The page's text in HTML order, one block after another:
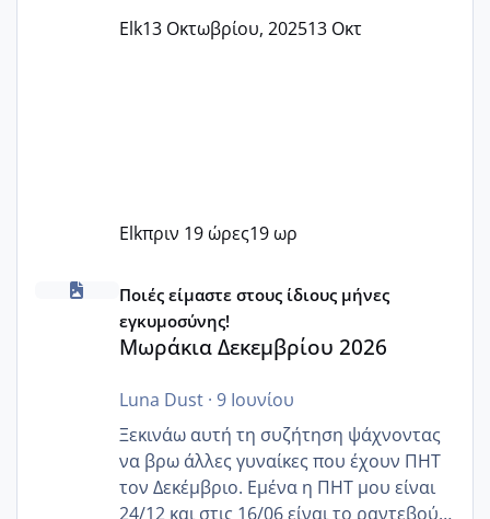
Elk13 Οκτωβρίου, 202513 Οκτ
Elkπριν 19 ώρες19 ωρ
Μωράκια Δεκεμβρίου 2026
Ποιές είμαστε στους ίδιους μήνες
εγκυμοσύνης!
Μωράκια Δεκεμβρίου 2026
Luna Dust· 9 Ιουνίου
Ξεκινάω αυτή τη συζήτηση ψάχνοντας
να βρω άλλες γυναίκες που έχουν ΠΗΤ
τον Δεκέμβριο. Εμένα η ΠΗΤ μου είναι
24/12 και στις 16/06 είναι το ραντεβού